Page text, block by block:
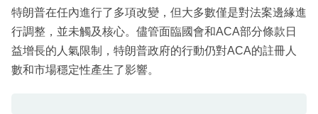
特朗普在任內進行了多項改變，但大多數僅是對法案邊緣進
行調整，並未觸及核心。儘管面臨國會和ACA部分條款日
益增長的人氣限制，特朗普政府的行動仍對ACA的註冊人
數和市場穩定性產生了影響。